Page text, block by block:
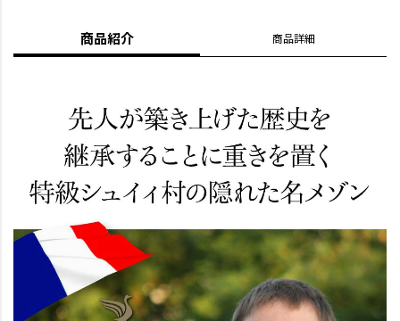
商品紹介 商品詳細